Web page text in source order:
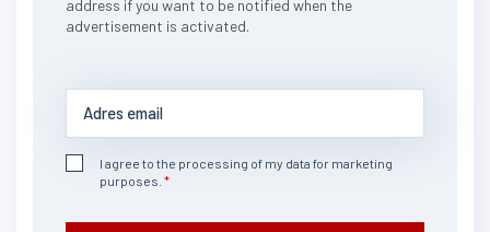
address if you want to be notified when the
advertisement is activated.
I agree to the processing of my data for marketing
purposes.